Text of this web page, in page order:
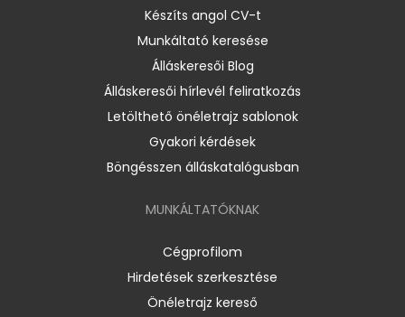
Készíts angol CV-t
Munkáltató keresése
Álláskeresői Blog
Álláskeresői hírlevél feliratkozás
Letölthető önéletrajz sablonok
Gyakori kérdések
Böngésszen álláskatalógusban
MUNKÁLTATÓKNAK
Cégprofilom
Hirdetések szerkesztése
Önéletrajz kereső